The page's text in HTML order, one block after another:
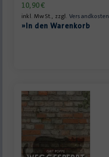
10,90€
inkl. MwSt., zzgl. Versandkosten
»In den Warenkorb